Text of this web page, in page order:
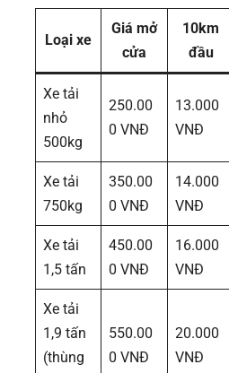
Loại xe
Giá mở
cửa
10km
đầu
Xe tải
nhỏ
500kg
250.00
0 VNĐ
13.000
VNĐ
Xe tải
750kg
350.00
0 VNĐ
14.000
VNĐ
Xe tải
1,5 tấn
450.00
0 VNĐ
16.000
VNĐ
Xe tải
1,9 tấn
(thùng
550.00
0 VNĐ
20.000
VNĐ